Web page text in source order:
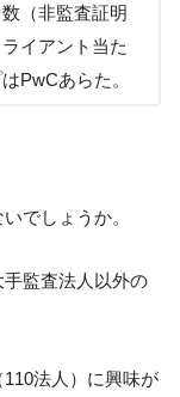
（非監査証明
イアント当た
PwCあらた。
でしょうか。
監査法人以外の
法人）に興味が